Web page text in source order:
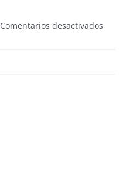
Comentarios desactivados